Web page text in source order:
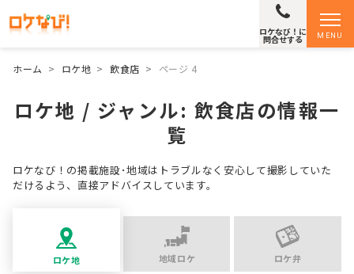
MENU
ロケなび！に
問合せする
ホーム > ロケ地 > 飲食店 > ページ 4
ロケ地 / ジャンル: 飲食店の情報一
覧
ロケなび！の掲載施設･地域はトラブルなく安心して撮影していた
だけるよう、直接アドバイスしています。
ロケ地 地域ロケ ロケ弁